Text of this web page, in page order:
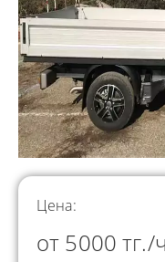
Цена:
от 5000 тг./